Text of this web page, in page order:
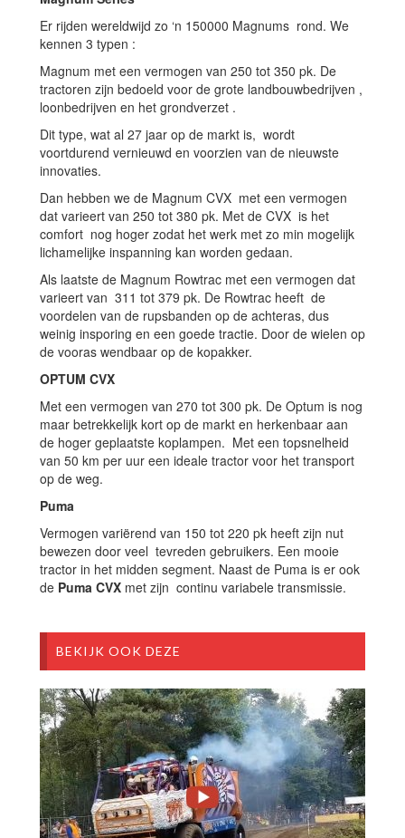
Er rijden wereldwijd zo ‘n 150000 Magnums rond. We
kennen 3 typen :
Magnum met een vermogen van 250 tot 350 pk. De
tractoren zijn bedoeld voor de grote landbouwbedrijven ,
loonbedrijven en het grondverzet .
Dit type, wat al 27 jaar op de markt is, wordt
voortdurend vernieuwd en voorzien van de nieuwste
innovaties.
Dan hebben we de Magnum CVX met een vermogen
dat varieert van 250 tot 380 pk. Met de CVX is het
comfort nog hoger zodat het werk met zo min mogelijk
lichamelijke inspanning kan worden gedaan.
Als laatste de Magnum Rowtrac met een vermogen dat
varieert van 311 tot 379 pk. De Rowtrac heeft de
voordelen van de rupsbanden op de achteras, dus
weinig insporing en een goede tractie. Door de wielen op
de vooras wendbaar op de kopakker.
OPTUM CVX
Met een vermogen van 270 tot 300 pk. De Optum is nog
maar betrekkelijk kort op de markt en herkenbaar aan
de hoger geplaatste koplampen. Met een topsnelheid
van 50 km per uur een ideale tractor voor het transport
op de weg.
Puma
Vermogen variërend van 150 tot 220 pk heeft zijn nut
bewezen door veel tevreden gebruikers. Een mooie
tractor in het midden segment. Naast de Puma is er ook
de Puma CVX met zijn continu variabele transmissie.
BEKIJK OOK DEZE